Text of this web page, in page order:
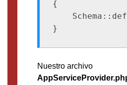
{
Nuestro archivo